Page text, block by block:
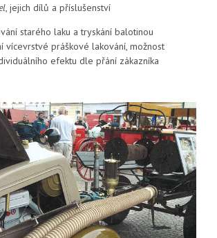
, jejich dílů a příslušenství
starého laku a tryskání balotinou
vícevrstvé práškové lakování, možnost
efektu dle přání zákazníka